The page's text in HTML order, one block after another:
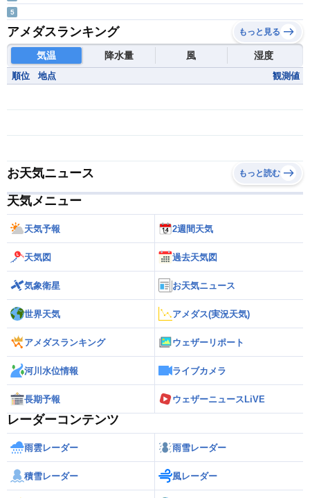
5
アメダスランキング もっと見る
気温 降水量 風 湿度
順位 地点 観測値
お天気ニュース もっと読む
天気メニュー
天気予報 2週間天気
天気図 過去天気図
気象衛星 お天気ニュース
世界天気 アメダス(実況天気)
アメダスランキング ウェザーリポート
河川水位情報 ライブカメラ
長期予報 ウェザーニュースLiVE
レーダーコンテンツ
雨雲レーダー 雨雪レーダー
積雪レーダー 風レーダー